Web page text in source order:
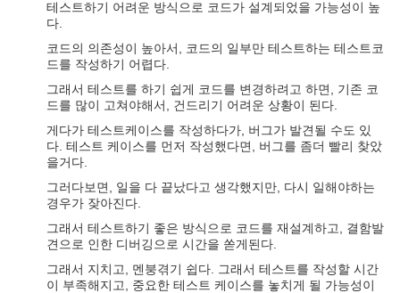
테스트하기 어려운 방식으로 코드가 설계되었을 가능성이 높
다.
코드의 의존성이 높아서, 코드의 일부만 테스트하는 테스트코
드를 작성하기 어렵다.
그래서 테스트를 하기 쉽게 코드를 변경하려고 하면, 기존 코
드를 많이 고쳐야해서, 건드리기 어려운 상황이 된다.
게다가 테스트케이스를 작성하다가, 버그가 발견될 수도 있
다. 테스트 케이스를 먼저 작성했다면, 버그를 좀더 빨리 찾았
을거다.
그러다보면, 일을 다 끝났다고 생각했지만, 다시 일해야하는
경우가 잦아진다.
그래서 테스트하기 좋은 방식으로 코드를 재설계하고, 결함발
견으로 인한 디버깅으로 시간을 쏟게된다.
그래서 지치고, 멘붕겪기 쉽다.
그래서 테스트를 작성할 시간
이 부족해지고, 중요한 테스트 케이스를 놓치게 될 가능성이